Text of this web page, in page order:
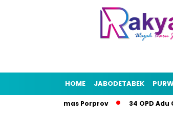
HOME JABODETABEK
Bidik Emas Porprov 34 OPD Adu